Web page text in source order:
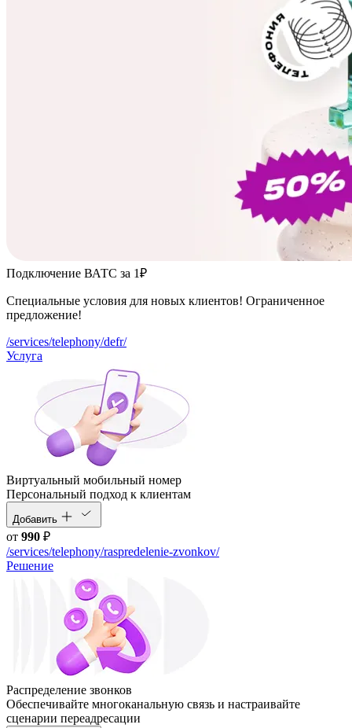
Подключение ВАТС за 1₽
Специальные условия для новых клиентов! Ограниченное
предложение!
/services/telephony/defr/
Услуга
Виртуальный мобильный номер
Персональный подход к клиентам
Добавить
от 990 ₽
/services/telephony/raspredelenie-zvonkov/
Решение
Распределение звонков
Обеспечивайте многоканальную связь и настраивайте
сценарии переадресации